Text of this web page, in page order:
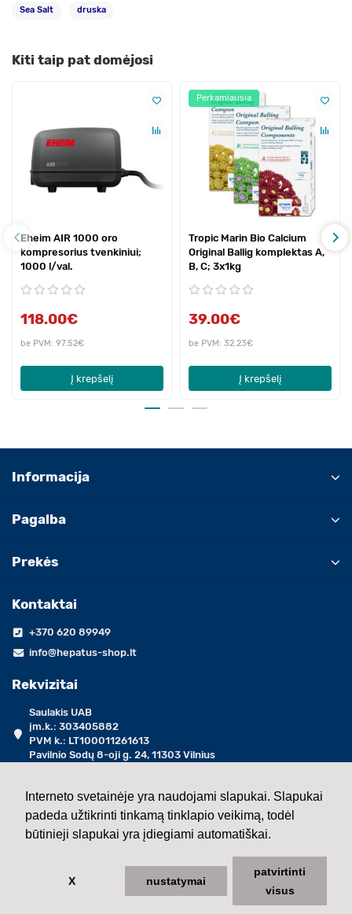
Interneto svetainėje yra naudojami slapukai. Slapukai
padeda užtikrinti tinkamą tinklapio veikimą, todėl
būtinieji slapukai yra įdiegiami automatiškai.
X nustatymai
patvirtinti
visus
Sea Salt druska
Kiti taip pat domėjosi
Eheim AIR 1000 oro
kompresorius tvenkiniui;
1000 l/val.
118.00€
be PVM: 97.52€
Į krepšelį
Perkamiausia
Tropic Marin Bio Calcium
Original Ballig komplektas A,
B, C; 3x1kg
39.00€
be PVM: 32.23€
Į krepšelį
Informacija
Pagalba
Prekės
Kontaktai
+370 620 89949
info@hepatus-shop.lt
Rekvizitai
Saulakis UAB
įm.k.: 303405882
PVM k.: LT100011261613
Pavilnio Sodų 8-oji g. 24, 11303 Vilnius
2013 - 2026 ©Saulakis UAB